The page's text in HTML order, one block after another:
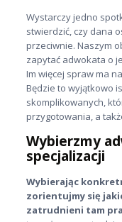
Wystarczy jedno
stwierdzić, czy dana
przeciwnie. Naszym
zapytać adwokata o
Im więcej spraw ma
Będzie to wyjątkowo
skomplikowanych,
przygotowania, a
Wybierzmy
specjalizacji
Wybierając
zorientujmy się
zatrudnieni tam